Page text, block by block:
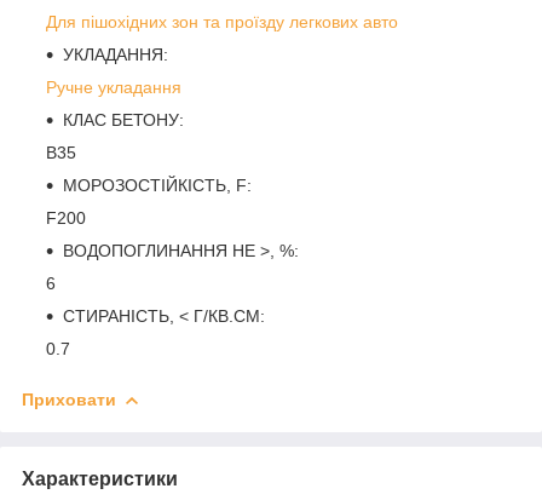
Для пішохідних зон та проїзду легкових авто
УКЛАДАННЯ:
Ручне укладання
КЛАС БЕТОНУ:
B35
МОРОЗОСТІЙКІСТЬ, F:
F200
ВОДОПОГЛИНАННЯ НЕ >, %:
6
СТИРАНІСТЬ, < Г/КВ.СМ:
0.7
Приховати
Характеристики